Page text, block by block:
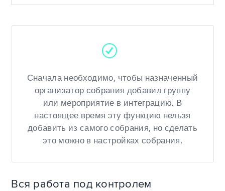
Сначала необходимо, чтобы назначенный
организатор собрания добавил группу
или мероприятие в интеграцию. В
настоящее время эту функцию нельзя
добавить из самого собрания, но сделать
это можно в настройках собрания.
Вся работа под контролем